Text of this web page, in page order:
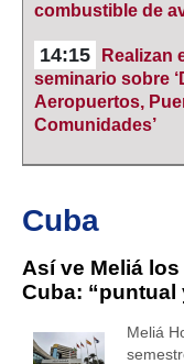
combustible de
14:15
Realizan
seminario sobre
Aeropuertos,
Comunidades’
Cuba
Así ve Meliá
Cuba: “puntual
Meliá